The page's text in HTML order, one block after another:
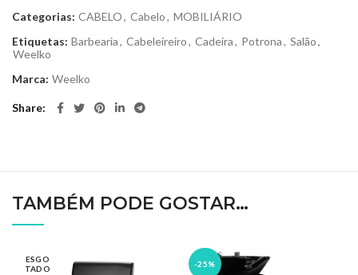
Categorias: CABELO, Cabelo, MOBILIÁRIO
Etiquetas: Barbearia, Cabeleireiro, Cadeira, Potrona, Salão,
Weelko
Marca: Weelko
Share
TAMBÉM PODE GOSTAR…
ESGO
TADO
-25%